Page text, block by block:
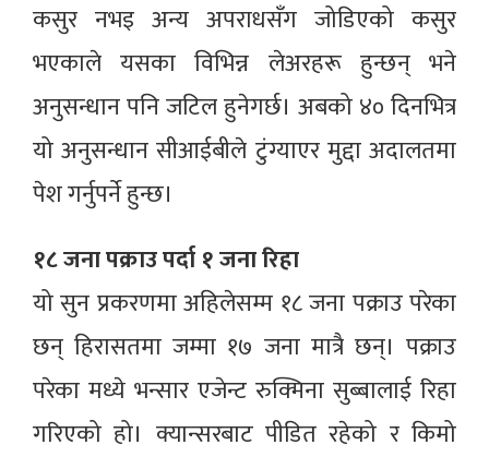
कसुर नभइ अन्य अपराधसँग जोडिएको कसुर
भएकाले यसका विभिन्न लेअरहरू हुन्छन् भने
अनुसन्धान पनि जटिल हुनेगर्छ। अबको ४० दिनभित्र
यो अनुसन्धान सीआईबीले टुंग्याएर मुद्दा अदालतमा
पेश गर्नुपर्ने हुन्छ।
१८ जना पक्राउ पर्दा १ जना रिहा
यो सुन प्रकरणमा अहिलेसम्म १८ जना पक्राउ परेका
छन् हिरासतमा जम्मा १७ जना मात्रै छन्। पक्राउ
परेका मध्ये भन्सार एजेन्ट रुक्मिना सुब्बालाई रिहा
गरिएको हो। क्यान्सरबाट पीडित रहेको र किमो